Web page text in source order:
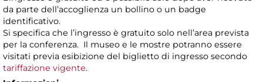
da parte dell’accoglienza un bollino o un badge
identificativo.
Si specifica che l’ingresso è gratuito solo nell’area prevista
per la conferenza. Il museo e le mostre potranno essere
visitati previa esibizione del biglietto di ingresso secondo
tariffazione vigente.